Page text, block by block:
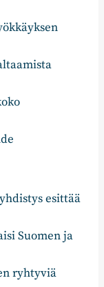
esittää
Suomen ja
ryhtyviä